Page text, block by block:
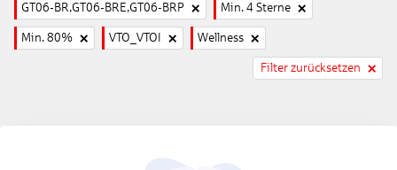
GT06-BR,GT06-BRE,GT06-BRP Min. 4 Sterne
Min. 80% VTO_VTOI Wellness
Filter zurücksetzen